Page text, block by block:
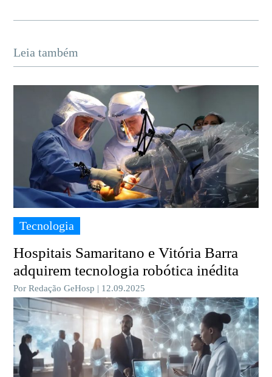
Leia também
Tecnologia
Hospitais Samaritano e Vitória Barra
adquirem tecnologia robótica inédita
Por Redação GeHosp | 12.09.2025